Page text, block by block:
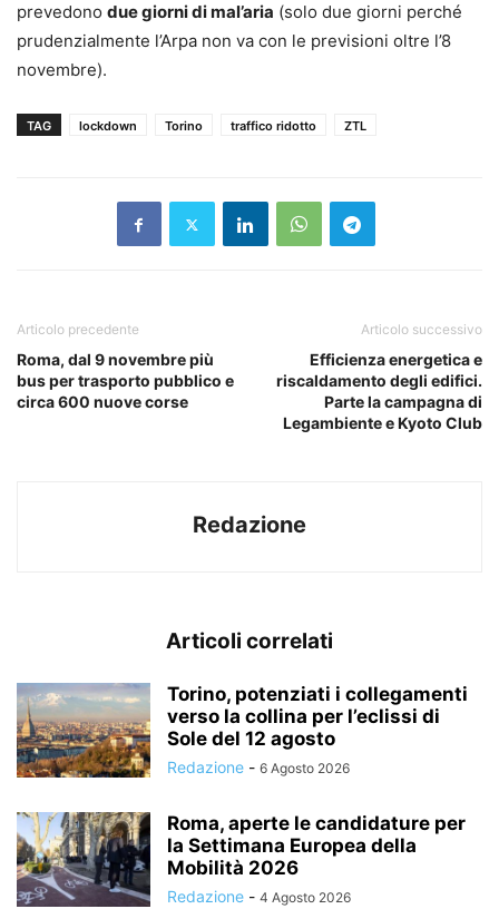
prevedono due giorni di mal’aria (solo due giorni perché
prudenzialmente l’Arpa non va con le previsioni oltre l’8
novembre).
TAG lockdown Torino traffico ridotto ZTL
Articolo precedente
Roma, dal 9 novembre più
bus per trasporto pubblico e
circa 600 nuove corse
Articolo successivo
Efficienza energetica e
riscaldamento degli edifici.
Parte la campagna di
Legambiente e Kyoto Club
Redazione
Articoli correlati
Torino, potenziati i collegamenti
verso la collina per l’eclissi di
Sole del 12 agosto
Redazione - 6 Agosto 2026
Roma, aperte le candidature per
la Settimana Europea della
Mobilità 2026
Redazione - 4 Agosto 2026